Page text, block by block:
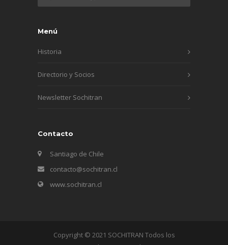
Menú
Historia
Directorio y Socios
Newsletter Sochitran
Contacto
Santiago de Chile
contacto@sochitran.cl
www.sochitran.cl
Copyright © 2021 SOCHITRAN Todos los